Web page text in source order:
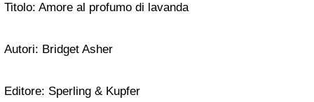
Titolo: Amore al profumo di lavanda
Autori: Bridget Asher
Editore: Sperling & Kupfer